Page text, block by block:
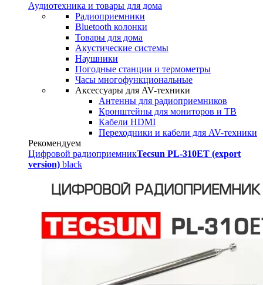
Аудиотехника и товары для дома
Радиоприемники
Bluetooth колонки
Товары для дома
Акустические системы
Наушники
Погодные станции и термометры
Часы многофункциональные
Аксессуары для AV-техники
Антенны для радиоприемников
Кронштейны для мониторов и ТВ
Кабели HDMI
Переходники и кабели для AV-техники
Рекомендуем
Цифровой радиоприемникTecsun PL-310ET (export
version) black